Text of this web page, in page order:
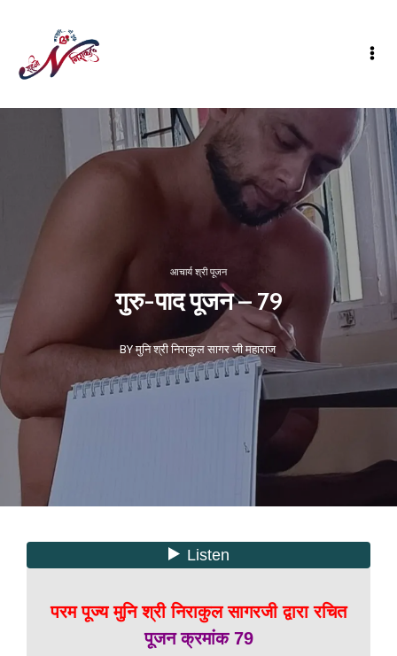
आचार्य श्री पूजन
गुरु-पाद पूजन – 79
BY मुनि श्री निराकुल सागर जी महाराज
परम पूज्य मुनि श्री निराकुल सागरजी द्वारा रचित
पूजन क्रमांक 79